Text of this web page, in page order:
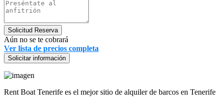
Solicitud Reserva
Aún no se te cobrará
Ver lista de precios completa
Solicitar información
Rent Boat Tenerife es el mejor sitio de alquiler de barcos en Tenerife